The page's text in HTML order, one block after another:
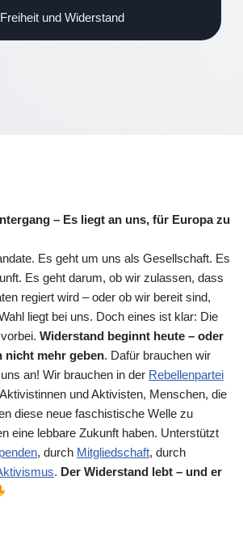
Freiheit und Widerstand
– Es liegt an uns, für Europa zu
Es geht um uns als Gesellschaft. Es
Es geht darum, ob wir zulassen, dass
regiert wird – oder ob wir bereit sind,
liegt bei uns. Doch eines ist klar: Die
Widerstand beginnt heute – oder
nicht mehr geben. Dafür brauchen wir
an! Wir brauchen in der Rebellenpartei
und Aktivisten, Menschen, die
diese neue faschistische Welle zu
eine lebbare Zukunft haben. Unterstützt
, durch Mitgliedschaft, durch
. Der Widerstand lebt – und er